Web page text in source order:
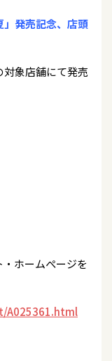
」発売記念、店頭
対象店舗にて発売
ホームぺージを
A025361.html